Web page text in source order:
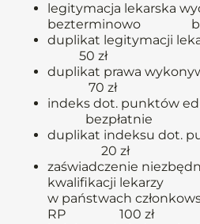
legitymacja lekarska
bezterminowo
duplikat
50 zł
duplikat prawa
70 zł
indeks dot.
bezpłatnie
duplikat indeksu dot.
20 zł
zaświadczenie
kwalifikacji lekarzy
w państwach
RP 100 zł